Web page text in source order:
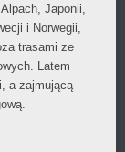
Japonii,
i Norwegii,
trasami ze
Latem
a zajmującą